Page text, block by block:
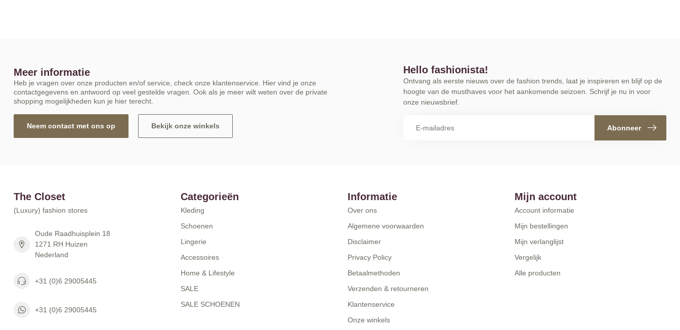
Meer informatie
Heb je vragen over onze producten en/of service, check onze klantenservice. Hier vind je onze
contactgegevens en antwoord op veel gestelde vragen. Ook als je meer wilt weten over de private
shopping mogelijkheden kun je hier terecht.
Neem contact met ons op Bekijk onze winkels
Hello fashionista!
Ontvang als eerste nieuws over de fashion trends, laat je inspireren en blijf op de
hoogte van de musthaves voor het aankomende seizoen. Schrijf je nu in voor
onze nieuwsbrief.
Abonneer
The Closet
(Luxury) fashion stores
Oude Raadhuisplein 18
1271 RH Huizen
Nederland
+31 (0)6 29005445
+31 (0)6 29005445
Categorieën
Kleding
Schoenen
Lingerie
Accessoires
Home & Lifestyle
SALE
SALE SCHOENEN
Informatie
Over ons
Algemene voorwaarden
Disclaimer
Privacy Policy
Betaalmethoden
Verzenden & retourneren
Klantenservice
Onze winkels
Mijn account
Account informatie
Mijn bestellingen
Mijn verlanglijst
Vergelijk
Alle producten